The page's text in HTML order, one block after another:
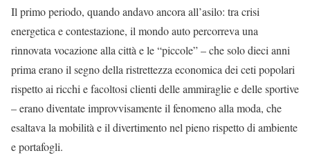
Il primo periodo, quando andavo ancora all’asilo: tra crisi
energetica e contestazione, il mondo auto percorreva una
rinnovata vocazione alla città e le “piccole” – che solo dieci anni
prima erano il segno della ristrettezza economica dei ceti popolari
rispetto ai ricchi e facoltosi clienti delle ammiraglie e delle sportive
– erano diventate improvvisamente il fenomeno alla moda, che
esaltava la mobilità e il divertimento nel pieno rispetto di ambiente
e portafogli.